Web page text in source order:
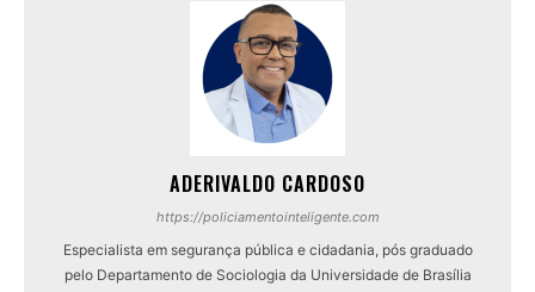
ADERIVALDO CARDOSO
https://policiamentointeligente.com
Especialista em segurança pública e cidadania, pós graduado
pelo Departamento de Sociologia da Universidade de Brasília